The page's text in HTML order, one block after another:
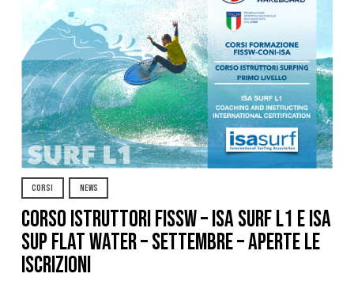
CORSI NEWS
CORSO ISTRUTTORI FISSW – ISA SURF L1 e ISA
SUP Flat Water – SETTEMBRE – APERTE LE
ISCRIZIONI